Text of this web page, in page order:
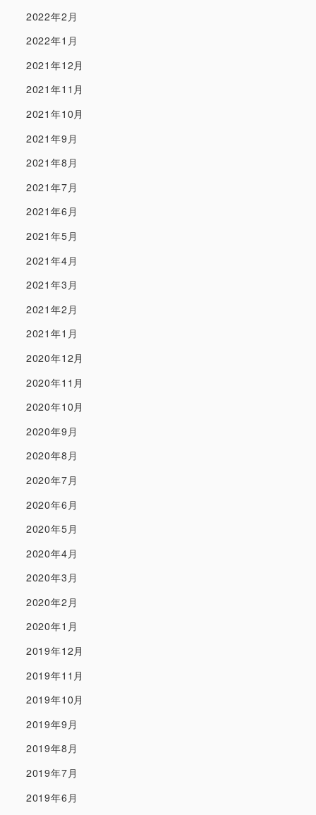
2022年2月
2022年1月
2021年12月
2021年11月
2021年10月
2021年9月
2021年8月
2021年7月
2021年6月
2021年5月
2021年4月
2021年3月
2021年2月
2021年1月
2020年12月
2020年11月
2020年10月
2020年9月
2020年8月
2020年7月
2020年6月
2020年5月
2020年4月
2020年3月
2020年2月
2020年1月
2019年12月
2019年11月
2019年10月
2019年9月
2019年8月
2019年7月
2019年6月